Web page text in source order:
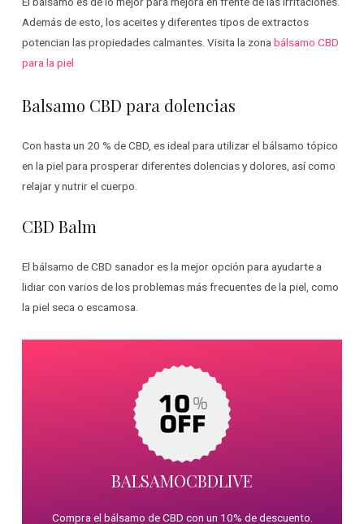
Además de esto, los aceites y diferentes tipos de extractos
potencian las propiedades calmantes. Visita la zonabálsamo CBD
para la piel
Balsamo CBD para dolencias
Con hasta un 20 % de CBD, es ideal para utilizar el bálsamo tópico
en la piel para prosperar diferentes dolencias y dolores, así como
relajar y nutrir el cuerpo.
CBD Balm
El bálsamo de CBD sanador es la mejor opción para ayudarte a
lidiar con varios de los problemas más frecuentes de la piel, como
la piel seca o escamosa.
BALSAMOCBDLIVE
Compra el bálsamo de CBD con un 10% de descuento.